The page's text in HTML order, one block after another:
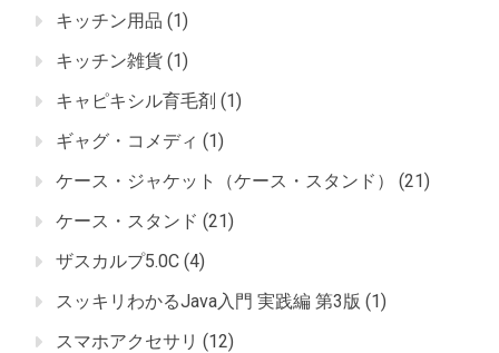
キッチン用品 (1)
キッチン雑貨 (1)
キャピキシル育毛剤 (1)
ギャグ・コメディ (1)
ケース・ジャケット（ケース・スタンド）
(21)
ケース・スタンド (21)
ザスカルプ5.0C (4)
スッキリわかるJava入門 実践編 第3版 (1)
スマホアクセサリ (12)